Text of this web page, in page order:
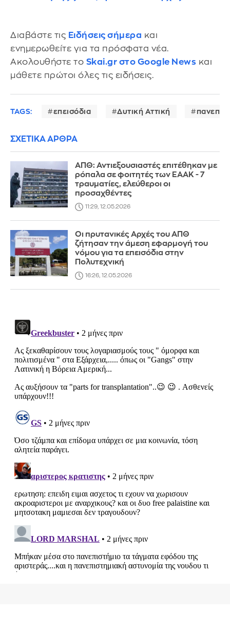
Διαβάστε τις Ειδήσεις σήμερα και
ενημερωθείτε για τα πρόσφατα νέα.
Ακολουθήστε το Skai.gr στο Google News και
μάθετε πρώτοι όλες τις ειδήσεις.
TAGS: επεισόδια Δυτική Αττική
ΣΧΕΤΙΚΑ ΑΡΘΡΑ
ΑΠΘ: Αντιεξουσιαστές επιτέθηκαν με
ρόπαλα σε φοιτητές των ΕΑΑΚ - 7
τραυματίες, ελεύθεροι οι
προσαχθέντες
11:29, 12.05.2026
Οι πρυτανικές Αρχές του ΑΠΘ
ζήτησαν την άμεση εφαρμογή του
νόμου για τα επεισόδια στην
Πολυτεχνική
16:26, 12.05.2026